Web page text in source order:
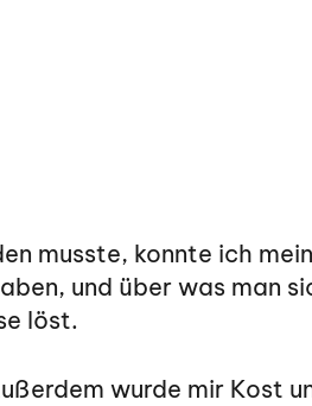
musste, konnte ich
und über was man
löst.
wurde mir Kost